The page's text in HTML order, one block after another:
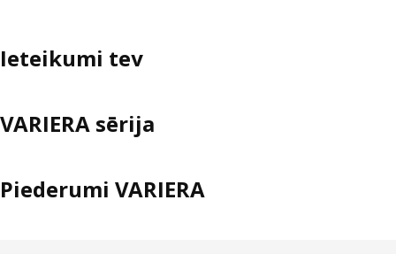
Ieteikumi tev
VARIERA sērija
Piederumi VARIERA